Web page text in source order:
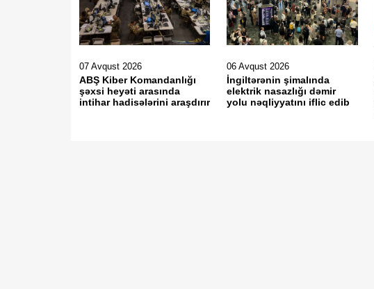
07 Avqust 2026
ABŞ Kiber Komandanlığı
şəxsi heyəti arasında
intihar hadisələrini araşdırır
06 Avqust 2026
İngiltərənin şimalında
elektrik nasazlığı dəmir
yolu nəqliyyatını iflic edib